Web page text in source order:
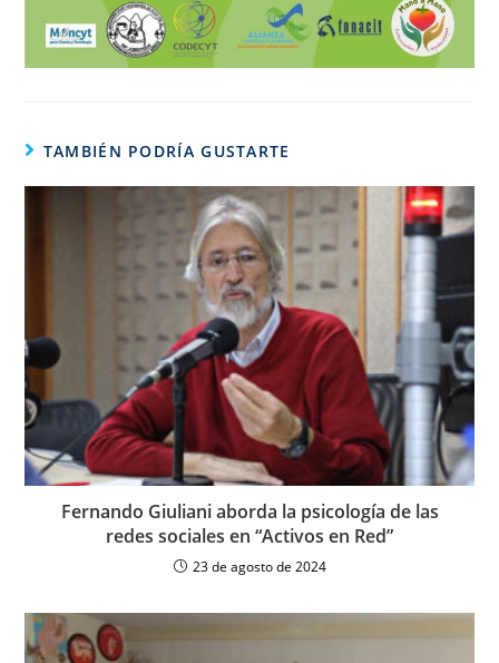
TAMBIÉN PODRÍA GUSTARTE
Fernando Giuliani aborda la psicología de las
redes sociales en “Activos en Red”
23 de agosto de 2024